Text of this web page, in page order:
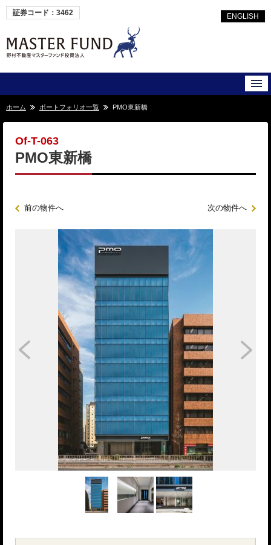
証券コード：3462 ENGLISH
ホーム ポートフォリオ一覧 PMO東新橋
Of-T-063
PMO東新橋
前の物件へ 次の物件へ